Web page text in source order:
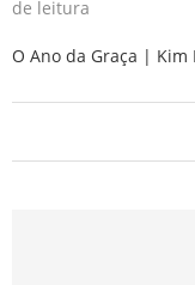
de leitura
O Ano da Graça |